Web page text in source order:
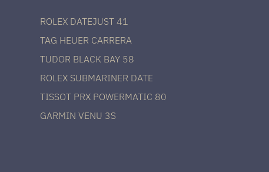
ROLEX DATEJUST 41
TAG HEUER CARRERA
TUDOR BLACK BAY 58
ROLEX SUBMARINER DATE
TISSOT PRX POWERMATIC 80
GARMIN VENU 3S